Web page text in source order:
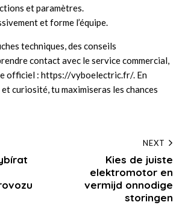
et paramètres.
et forme l’équipe.
techniques, des conseils
contact avec le service commercial,
officiel : https://vyboelectric.fr/. En
curiosité, tu maximiseras les chances
NEXT
Kies de juiste
elektromotor en
vermijd onnodige
storingen